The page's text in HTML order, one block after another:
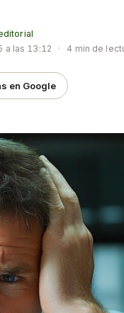
a las 13:12 · 4 min de
en Google